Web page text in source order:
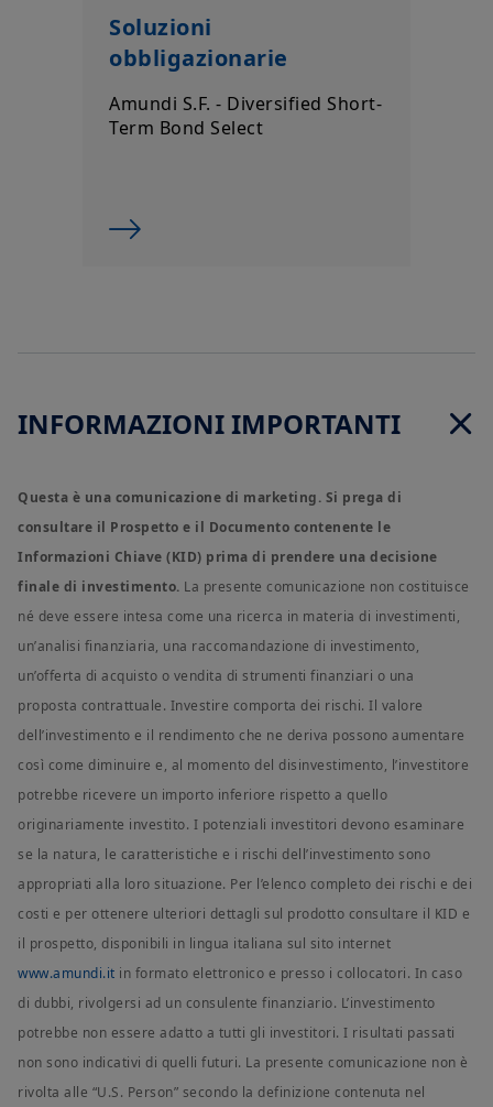
Scegliendo di accedere al nostro sito, riconoscete di aver preso
conoscenza e di accettare le presenti condizioni generali. Nel
la massima attenzione.
Soluzioni
obbligazionarie
Amundi S.F. - Diversified Short-
Term Bond Select
INFORMAZIONI IMPORTANTI
Questa è una comunicazione di marketing. Si prega di
consultare il Prospetto e il Documento contenente le
Informazioni Chiave (KID) prima di prendere una decisione
finale di investimento. La presente comunicazione non costituisce
né deve essere intesa come una ricerca in materia di investimenti,
un’analisi finanziaria, una raccomandazione di investimento,
un’offerta di acquisto o vendita di strumenti finanziari o una
proposta contrattuale. Investire comporta dei rischi. Il valore
dell’investimento e il rendimento che ne deriva possono aumentare
così come diminuire e, al momento del disinvestimento, l’investitore
potrebbe ricevere un importo inferiore rispetto a quello
originariamente investito. I potenziali investitori devono esaminare
se la natura, le caratteristiche e i rischi dell’investimento sono
appropriati alla loro situazione. Per l’elenco completo dei rischi e dei
costi e per ottenere ulteriori dettagli sul prodotto consultare il KID e
il prospetto, disponibili in lingua italiana sul sito internet
www.amundi.it in formato elettronico e presso i collocatori. In caso
di dubbi, rivolgersi ad un consulente finanziario. L’investimento
potrebbe non essere adatto a tutti gli investitori. I risultati passati
non sono indicativi di quelli futuri. La presente comunicazione non è
rivolta alle “U.S. Person” secondo la definizione contenuta nel